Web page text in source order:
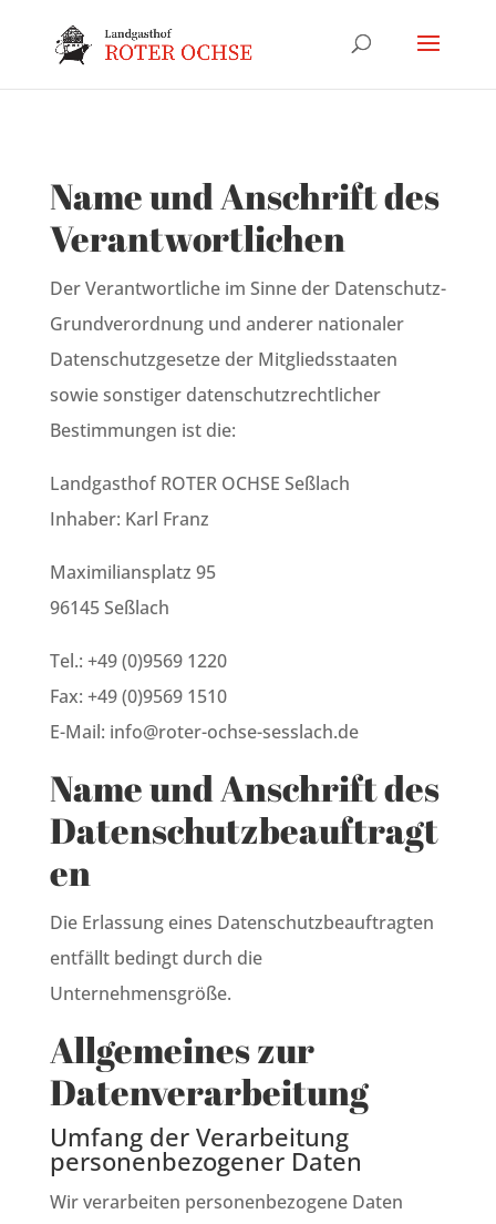
Name und Anschrift des
Verantwortlichen
Der Verantwortliche im Sinne der Datenschutz-
Grundverordnung und anderer nationaler
Datenschutzgesetze der Mitgliedsstaaten
sowie sonstiger datenschutzrechtlicher
Bestimmungen ist die:
Landgasthof ROTER OCHSE Seßlach
Inhaber: Karl Franz
Maximiliansplatz 95
96145 Seßlach
Tel.: +49 (0)9569 1220
Fax: +49 (0)9569 1510
E-Mail: info@roter-ochse-sesslach.de
Name und Anschrift des
Datenschutzbeauftragt
en
Die Erlassung eines Datenschutzbeauftragten
entfällt bedingt durch die
Unternehmensgröße.
Allgemeines zur
Datenverarbeitung
Umfang der Verarbeitung
personenbezogener Daten
Wir verarbeiten personenbezogene Daten